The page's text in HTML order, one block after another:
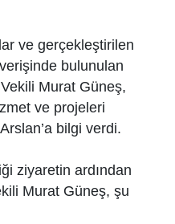
ve gerçekleştirilen
bulunulan
Murat Güneş,
ve projeleri
bilgi verdi.
ziyaretin ardından
Murat Güneş, şu